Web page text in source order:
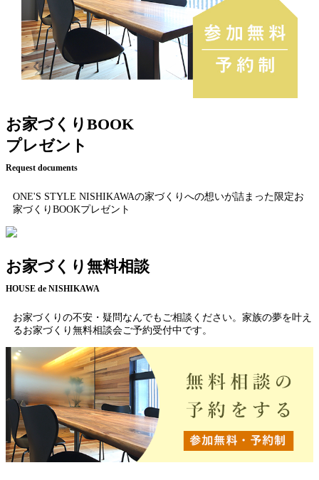
お家づくりBOOK
プレゼント
Request documents
ONE'S STYLE NISHIKAWAの家づくりへの想いが詰まった限定お
家づくりBOOKプレゼント
お家づくり無料相談
HOUSE de NISHIKAWA
お家づくりの不安・疑問なんでもご相談ください。家族の夢を叶え
るお家づくり無料相談会ご予約受付中です。